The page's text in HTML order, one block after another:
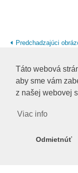
Táto webová
aby sme vám
z našej webovej
Viac info
Odmietnúť
Predchadzajúci